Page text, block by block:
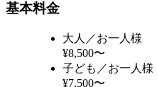
基本料金
大人／お一人様
¥8,500〜
子ども／お一人様
¥7,500〜